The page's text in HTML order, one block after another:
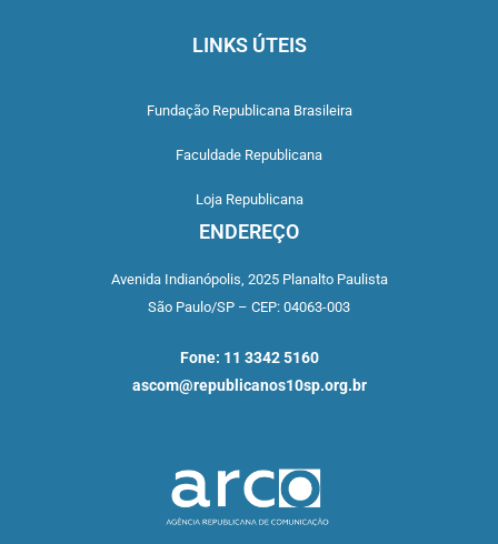
LINKS ÚTEIS
Fundação Republicana Brasileira
Faculdade Republicana
Loja Republicana
ENDEREÇO
Avenida Indianópolis, 2025 Planalto Paulista
São Paulo/SP – CEP: 04063-003
Fone: 11 3342 5160
ascom@republicanos10sp.org.br